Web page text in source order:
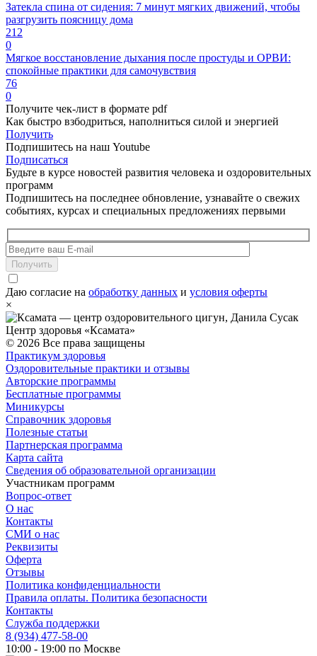
Затекла спина от сидения: 7 минут мягких движений, чтобы
разгрузить поясницу дома
212
0
Мягкое восстановление дыхания после простуды и ОРВИ:
спокойные практики для самочувствия
76
0
Получите чек-лист в формате pdf
Как быстро взбодриться, наполниться силой и энергией
Получить
Подпишитесь на наш Youtube
Подписаться
Будьте в курсе новостей развития человека и оздоровительных
программ
Подпишитесь на последнее обновление, узнавайте о свежих
событиях, курсах и специальных предложениях первыми
Получить
Даю согласие на обработку данных и условия оферты
×
Центр здоровья «Ксамата»
© 2026 Все права защищены
Практикум здоровья
Оздоровительные практики и отзывы
Авторские программы
Бесплатные программы
Миникурсы
Справочник здоровья
Полезные статьи
Партнерская программа
Карта сайта
Сведения об образовательной организации
Участникам программ
Вопрос-ответ
О нас
Контакты
СМИ о нас
Реквизиты
Оферта
Отзывы
Политика конфиденциальности
Правила оплаты. Политика безопасности
Контакты
Служба поддержки
8 (934) 477-58-00
10:00 - 19:00 по Москве